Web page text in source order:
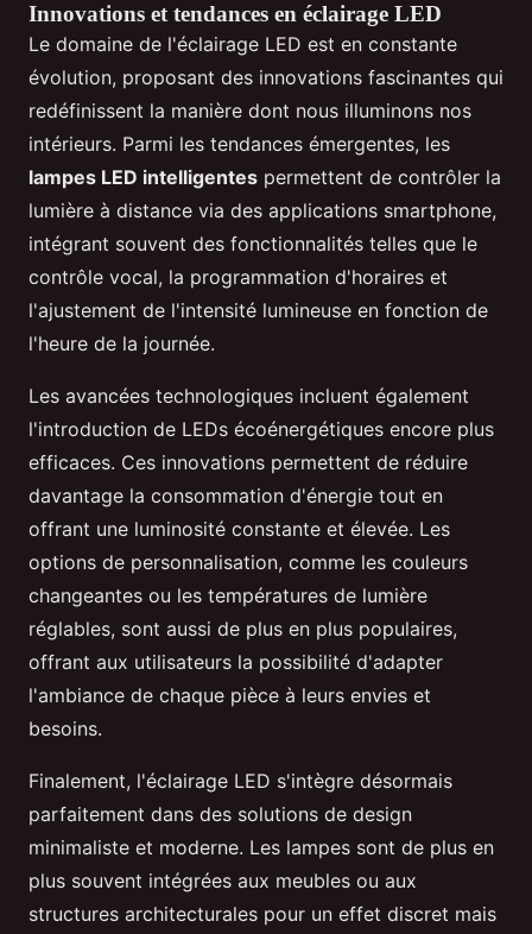
Innovations et tendances en éclairage LED
Le domaine de l'éclairage LED est en constante
évolution, proposant des innovations fascinantes qui
redéfinissent la manière dont nous illuminons nos
intérieurs. Parmi les tendances émergentes, les
lampes LED intelligentes permettent de contrôler la
lumière à distance via des applications smartphone,
intégrant souvent des fonctionnalités telles que le
contrôle vocal, la programmation d'horaires et
l'ajustement de l'intensité lumineuse en fonction de
l'heure de la journée.
Les avancées technologiques incluent également
l'introduction de LEDs écoénergétiques encore plus
efficaces. Ces innovations permettent de réduire
davantage la consommation d'énergie tout en
offrant une luminosité constante et élevée. Les
options de personnalisation, comme les couleurs
changeantes ou les températures de lumière
réglables, sont aussi de plus en plus populaires,
offrant aux utilisateurs la possibilité d'adapter
l'ambiance de chaque pièce à leurs envies et
besoins.
Finalement, l'éclairage LED s'intègre désormais
parfaitement dans des solutions de design
minimaliste et moderne. Les lampes sont de plus en
plus souvent intégrées aux meubles ou aux
structures architecturales pour un effet discret mais